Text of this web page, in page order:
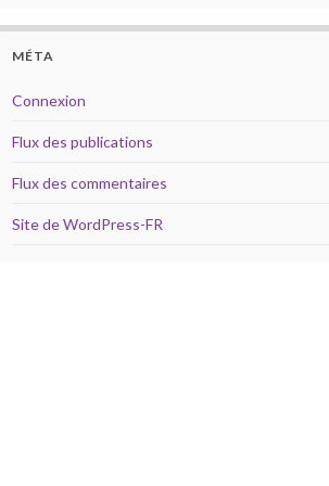
MÉTA
Connexion
Flux des publications
Flux des commentaires
Site de WordPress-FR